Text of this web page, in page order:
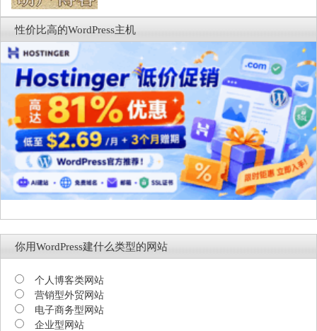
性价比高的WordPress主机
你用WordPress建什么类型的网站
个人博客类网站
营销型外贸网站
电子商务型网站
企业型网站